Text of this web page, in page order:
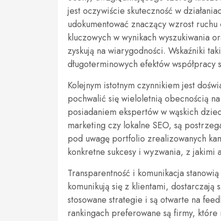
jest oczywiście skuteczność w
udokumentować znaczący wzrost
kluczowych w wynikach wyszukiwania
zyskują na wiarygodności. Wskaźniki
długoterminowych efektów
Kolejnym istotnym czynnikiem jest
pochwalić się wieloletnią obecnością
posiadaniem ekspertów w wąskich
marketing czy lokalne SEO, są
pod uwagę portfolio zrealizowanych
konkretne sukcesy i wyzwania, z jakimi
Transparentność i komunikacja
komunikują się z klientami, dostarczają
stosowane strategie i są otwarte na
rankingach preferowane są firmy, które